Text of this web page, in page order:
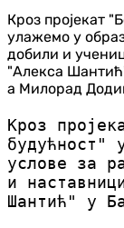
Кроз пројекат
улажемо у
добили и
"Алекса
а Милорад
Кроз
будућност"
услове за
и
Шантић" у